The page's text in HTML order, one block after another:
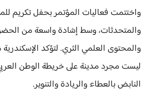
واختتمت فعاليات المؤتمر بحفل تكريم
والمتحدثات، وسط إشادة واسعة من
والمحتوى العلمي الثري. لتؤكد
ليست مجرد مدينة على خريطة الوطن
النابض بالعطاء والريادة والتنوير.